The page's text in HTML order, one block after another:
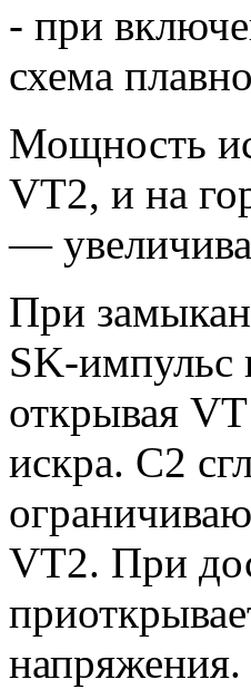
- при
схема
Мощность
VT2, и на
—
При
SK-импульс
открывая
искра. С2
VT2. При
напряжения.